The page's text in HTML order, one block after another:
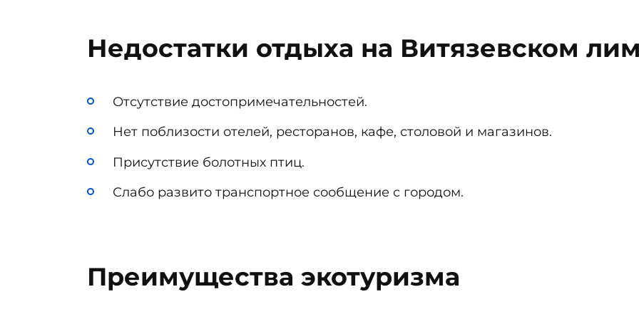
Недостатки отдыха на Витязевском
Отсутствие достопримечательностей.
Нет поблизости отелей, ресторанов, кафе, столовой и магазинов.
Присутствие болотных птиц.
Слабо развито транспортное сообщение с городом.
Преимущества экотуризма